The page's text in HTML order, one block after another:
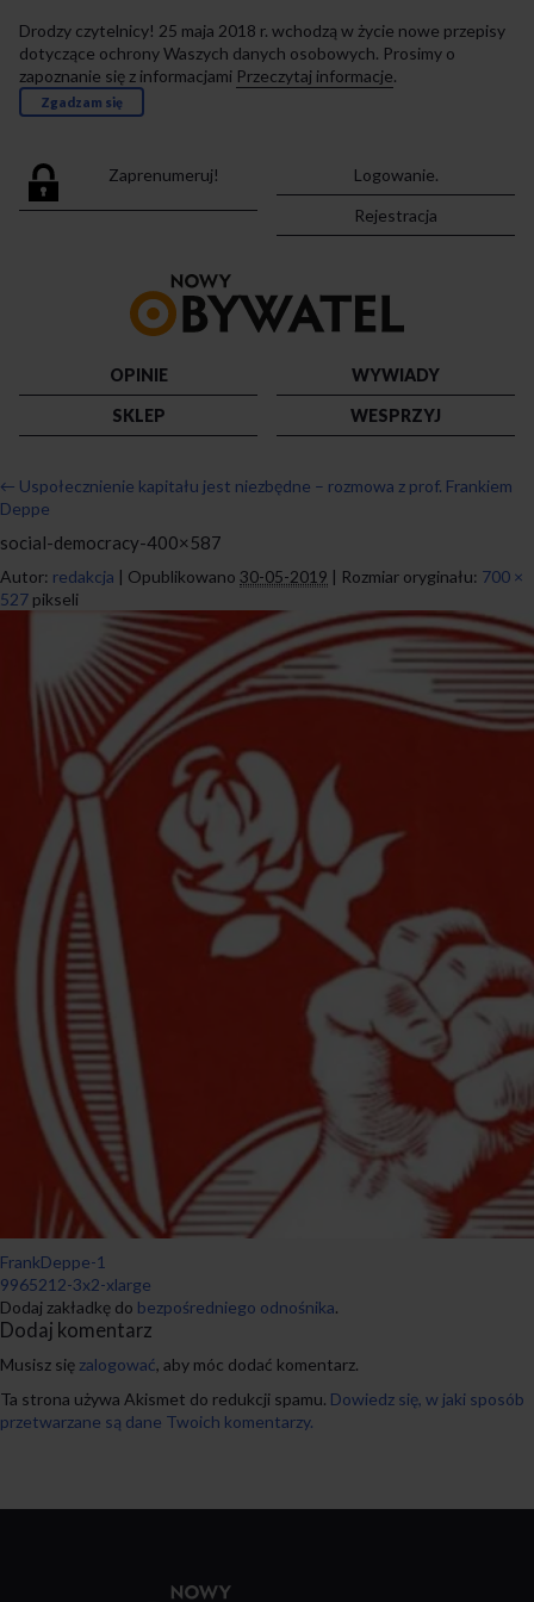
Drodzy czytelnicy! 25 maja 2018 r. wchodzą w życie nowe przepisy
dotyczące ochrony Waszych danych osobowych. Prosimy o
zapoznanie się z informacjami Przeczytaj informacje.
Zgadzam się
Zaprenumeruj!
Logowanie.
Rejestracja
strony
OPINIE
WYWIADY
SKLEP
WESPRZYJ
← Uspołecznienie kapitału jest niezbędne – rozmowa z prof. Frankiem
Deppe
social-democracy-400×587
Autor: redakcja | Opublikowano 30-05-2019 | Rozmiar oryginału: 700 ×
527 pikseli
FrankDeppe-1
9965212-3x2-xlarge
Dodaj zakładkę do bezpośredniego odnośnika.
Dodaj komentarz
Musisz się zalogować, aby móc dodać komentarz.
Ta strona używa Akismet do redukcji spamu. Dowiedz się, w jaki sposób
przetwarzane są dane Twoich komentarzy.